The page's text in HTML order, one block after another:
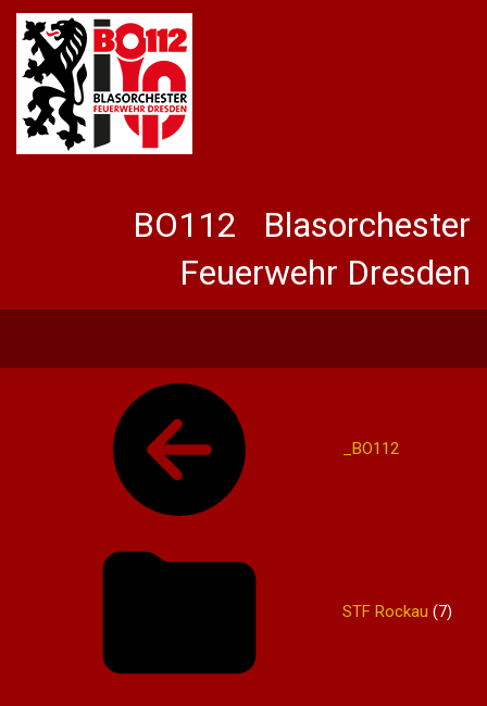
BO112 Blasorchester
Feuerwehr Dresden
_BO112
STF Rockau (7)